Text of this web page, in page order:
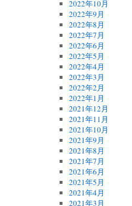
2022年10月
2022年9月
2022年8月
2022年7月
2022年6月
2022年5月
2022年4月
2022年3月
2022年2月
2022年1月
2021年12月
2021年11月
2021年10月
2021年9月
2021年8月
2021年7月
2021年6月
2021年5月
2021年4月
2021年3月